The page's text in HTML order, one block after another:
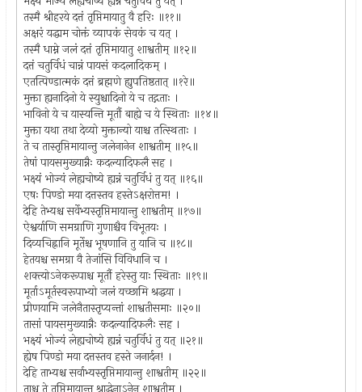
तस्मै श्रीहरये दत्तं तृप्तिमायातु वै हरिः ॥११॥
अक्षरं यद्धाम चोक्तं व्यापकं सेवकं च यत् ।
तस्मै धाम्ने जलं दत्तं तृप्तिमायातु शाश्वतीम् ॥१२॥
दत्तं चतुर्विधं चान्नं पायसं कदलादिकम् ।
एतत्पिण्डात्मकं दत्तं ब्रह्मणे ह्युपतिष्ठतात् ॥१रे॥
मुक्ता ह्यनादिनो ये स्युश्चादिनो ये च तद्गताः ।
भाविनो ये च यास्यन्ति मूर्तौ बाह्ये च ये स्थिताः ॥१४॥
मुक्ता यथा तथा देव्यो मुक्तान्यो याश्च तत्स्थिताः ।
ते च तास्तृप्तिमायान्तु जलेनानेन शाश्वतीम् ॥१५॥
तेषां पायसमुख्यान्नैः कदल्यादिफलै सह ।
भक्ष्यं भोज्यं लेह्यचोष्ये ह्यन्नं चतुर्विधं तु यत् ॥१६॥
एषः पिण्डो मया दत्तस्तव हस्तेऽक्षरोत्तम! ।
देहि तेभ्यश्च सर्वेभ्यस्तृप्तिमायान्तु शाश्वतीम् ॥१७॥
ऐश्वर्याणि समग्राणि गुणाश्चैव विभूतयः ।
दिव्यचिह्नानि मूर्तेश्च भूषणानि तु यानि च ॥१८॥
हेतयश्च समग्रा वै तेजांसि विविधानि च ।
शक्त्योऽनेकरूपाश्च मूर्तौ हरेस्तु याः स्थिताः ॥१९॥
मूर्ताऽमूर्तस्वरूपाभ्यो जलं यच्छामि श्रद्धया ।
प्रीणयामि जलेनैतास्तृप्यन्तां शाश्वतीसमाः ॥२०॥
तासां पायसमुख्यान्नैः कदल्यादिफलैः सह ।
भक्ष्यं भोज्यं लेह्यचोष्ये ह्यन्नं चतुर्विधं तु यत् ॥२१॥
ह्येष पिण्डो मया दत्तस्तव हस्ते जनार्दन! ।
देहि ताभ्यश्च सर्वाभ्यस्तृप्तिमायान्तु शाश्वतीम् ॥२२॥